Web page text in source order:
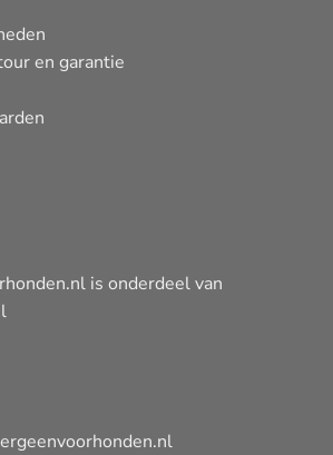
en garantie
is onderdeel van